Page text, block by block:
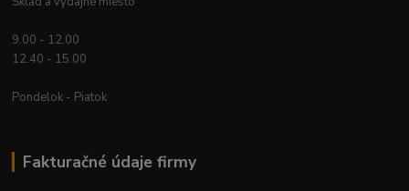
9.00 - 12.00
12.40 - 15.00
Pondelok - Piatok
Fakturačné údaje firmy